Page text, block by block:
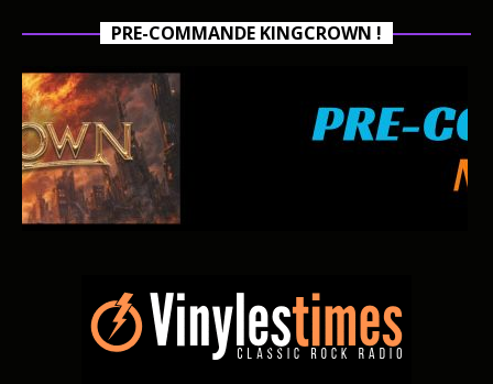
PRE-COMMANDE KINGCROWN !